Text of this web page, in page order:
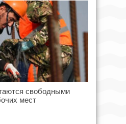
свободными
мест